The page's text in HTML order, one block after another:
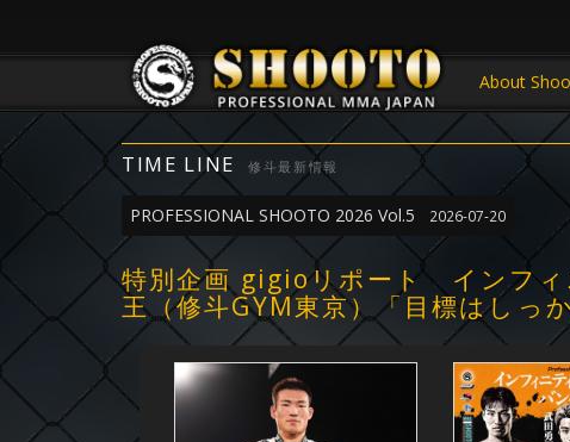
About
TIME LINE 修斗最新情報
PROFESSIONAL SHOOTO 2026 Vol.5 2026-07-20
特別企画 gigioリポート インフィ
王（修斗GYM東京）「目標はしっ